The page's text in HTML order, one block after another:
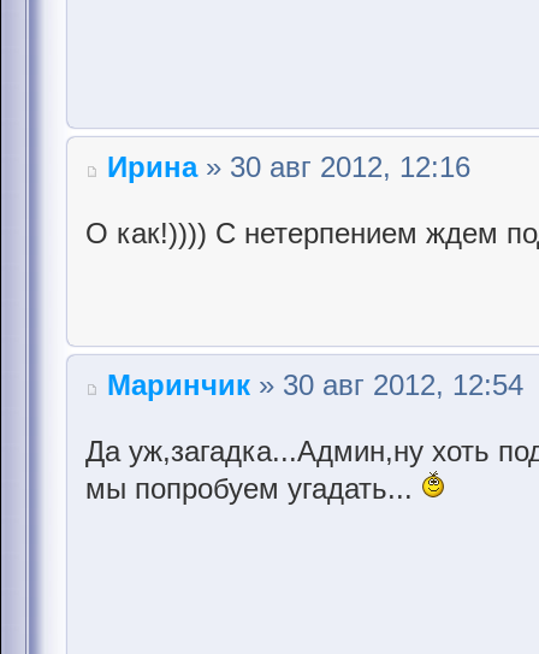
Ирина» 30 авг 2012, 12:16
О как!)))) С нетерпением ждем
Маринчик » 30 авг 2012, 12:54
Да уж,загадка...Админ,ну хоть
мы попробуем угадать...